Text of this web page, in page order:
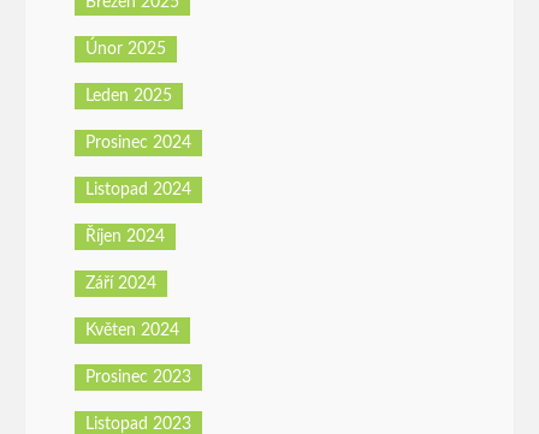
Únor 2025
Leden 2025
Prosinec 2024
Listopad 2024
Říjen 2024
Září 2024
Květen 2024
Prosinec 2023
Listopad 2023